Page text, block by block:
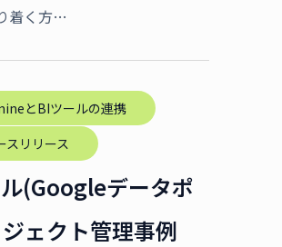
着く方…
とBIツールの連携
スリリース
(Googleデータポ
ェクト管理事例